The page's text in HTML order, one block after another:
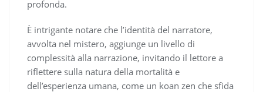
profonda.
È intrigante notare che l’identità del narratore,
avvolta nel mistero, aggiunge un livello di
complessità alla narrazione, invitando il lettore a
riflettere sulla natura della mortalità e
dell’esperienza umana, come un koan zen che sfida